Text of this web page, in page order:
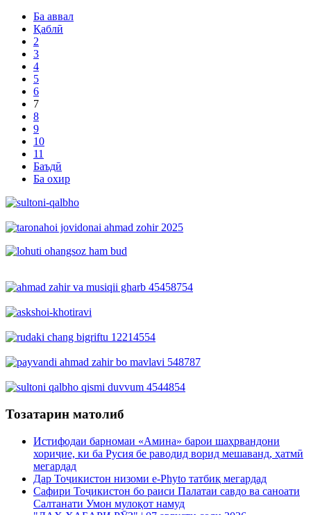
Ба аввал
Қаблӣ
2
3
4
5
6
7
8
9
10
11
Баъдӣ
Ба охир
Тозатарин матолиб
Истифодаи барномаи «Амина» барои шаҳрвандони
хориҷие, ки ба Русия бе раводид ворид мешаванд, ҳатмӣ
мегардад
Дар Тоҷикистон низоми e-Phyto татбиқ мегардад
Сафири Тоҷикистон бо раиси Палатаи савдо ва саноати
Салтанати Умон мулоқот намуд